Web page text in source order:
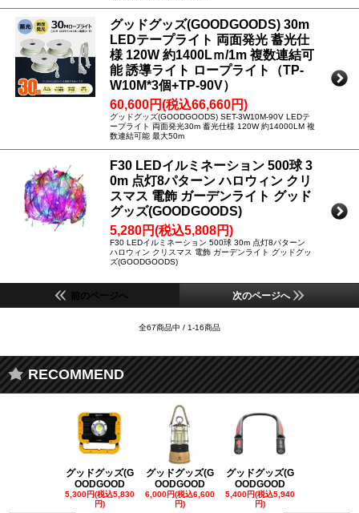
グッドグッズ(GOODGOODS) 30m
LEDテープライト 両面発光 蓄光仕
様 120W 約1400Lｍ/1m 複数連結可
能 誘導ライト ロープライト（TP-
W10M*3個+TP-90V）
60,600円(税込66,660円)
グッドグッズ(GOODGOODS) SET-3W10M-90V LEDテ
ープライト 両面発光30m 蓄光仕様 120W 約14000LM 複
数連結可能 最大50m
F30 LEDイルミネーション 500球 3
0m 点灯8パターン ハロウィン クリ
スマス 電飾 ガーデンライト グッド
グッズ(GOODGOODS)
5,280円(税込5,808円)
F30 LEDイルミネーション 500球 30m 点灯8パターン
ハロウィン クリスマス 電飾 ガーデンライト グッドグッ
ズ(GOODGOODS)
前のページへ 次のページへ
全67商品中 / 1-16商品
RECOMMEND
グッドグッズ(G
OODGOOD
5,300円(税込5,830
円)
グッドグッズ(G
OODGOOD
6,000円(税込6,600
円)
グッドグッズ(G
OODGOOD
5,400円(税込5,940
円)